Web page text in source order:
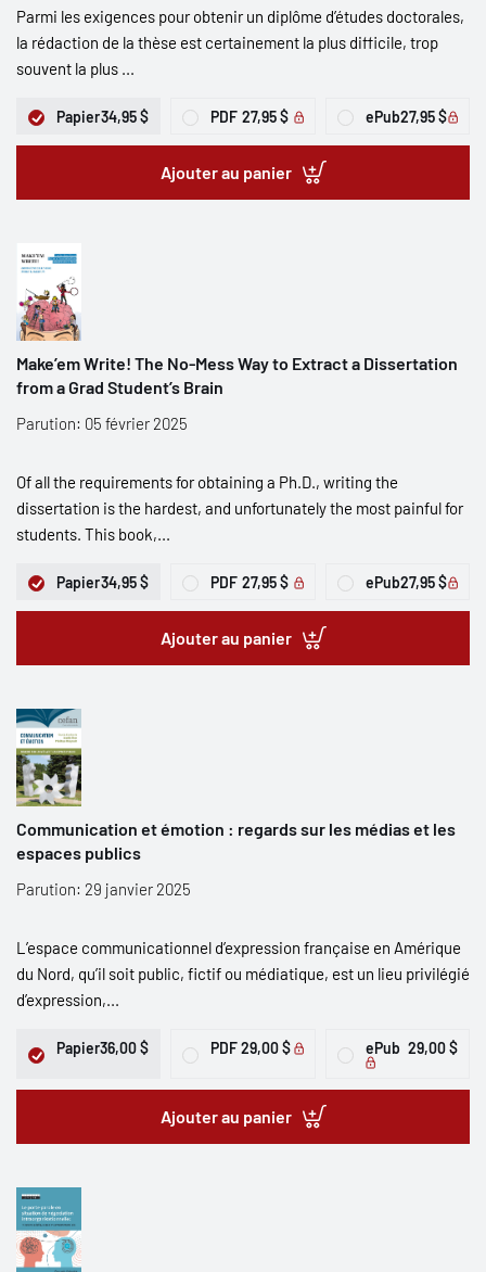
Parmi les exigences pour obtenir un diplôme d’études doctorales,
la rédaction de la thèse est certainement la plus difficile, trop
souvent la plus ...
Papier34,95 $ PDF 27,95 $ ePub27,95 $
Ajouter au panier
Make’em Write! The No-Mess Way to Extract a Dissertation
from a Grad Student’s Brain
Parution: 05 février 2025
Of all the requirements for obtaining a Ph.D., writing the
dissertation is the hardest, and unfortunately the most painful for
students. This book,...
Papier34,95 $ PDF 27,95 $ ePub27,95 $
Ajouter au panier
Communication et émotion : regards sur les médias et les
espaces publics
Parution: 29 janvier 2025
L’espace communicationnel d’expression française en Amérique
du Nord, qu’il soit public, fictif ou médiatique, est un lieu privilégié
d’expression,...
Papier36,00 $ PDF29,00 $ ePub 29,00 $
Ajouter au panier